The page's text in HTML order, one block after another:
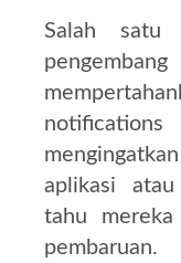
Salah satu
aplikasi
tahu